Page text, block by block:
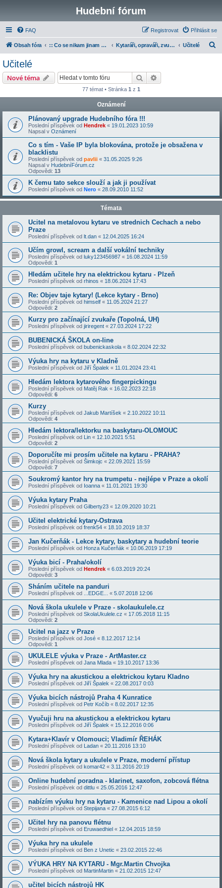
Hudební fórum
FAQ Přihlásit se
Registrovat
Obsah fóra :: Co se nikam jinam nevešlo Kytaráři, opraváři, zvukaři a učitelé Učitelé
Učitelé
Nové téma Hledat
77 témat • Stránka 1 z 1
Oznámení
Plánovaný upgrade Hudebního fóra !!!
Poslední příspěvek od Hendrek « 19.01.2023 10:59
Napsal v Oznámení
Co s tím - Vaše IP byla blokována, protože je obsažena v
blacklistu
Poslední příspěvek od pavlii « 31.05.2025 9:26
Napsal v HudebníFórum.cz
Odpovědi: 13
K čemu tato sekce slouží a jak ji používat
Poslední příspěvek od Nero « 28.09.2010 11:52
Témata
Ucitel na metalovou kytaru ve strednich Cechach a nebo
Praze
Poslední příspěvek od lt.dan « 12.04.2025 16:24
Učím growl, scream a další vokální techniky
Poslední příspěvek od luky123456987 « 16.08.2024 11:59
Odpovědi: 1
Hledám učitele hry na elektrickou kytaru - Plzeň
Poslední příspěvek od rhinos « 18.06.2024 17:43
Re: Objev taje kytary! (Lekce kytary - Brno)
Poslední příspěvek od himself « 11.05.2024 21:27
Odpovědi: 2
Kurzy pro začínající zvukaře (Topolná, UH)
Poslední příspěvek od jiriregent « 27.03.2024 17:22
BUBENICKÁ ŠKOLA on-line
Poslední příspěvek od bubenickaskola « 8.02.2024 22:32
Výuka hry na kytaru v Kladně
Poslední příspěvek od Jiří Špalek « 11.01.2024 23:41
Hledám lektora kytarového fingerpickingu
Poslední příspěvek od Matěj Rak « 16.02.2023 22:18
Odpovědi: 6
Kurzy
Poslední příspěvek od Jakub Martíšek « 2.10.2022 10:11
Odpovědi: 4
Hledám lektora/lektorku na baskytaru-OLOMOUC
Poslední příspěvek od Lin « 12.10.2021 5:51
Odpovědi: 2
Doporučíte mi prosím učitele na kytaru - PRAHA?
Poslední příspěvek od Šimkojc « 22.09.2021 15:59
Odpovědi: 7
Soukromý kantor hry na trumpetu - nejlépe v Praze a okolí
Poslední příspěvek od Ioanna « 11.01.2021 19:30
Výuka kytary Praha
Poslední příspěvek od Gilberty23 « 12.09.2020 10:21
Učitel elektrické kytary-Ostrava
Poslední příspěvek od frenk54 « 18.10.2019 18:37
Jan Kučerňák - Lekce kytary, baskytary a hudební teorie
Poslední příspěvek od Honza Kučerňák « 10.06.2019 17:19
Výuka bicí - Praha/okolí
Poslední příspěvek od Hendrek « 6.03.2019 20:24
Odpovědi: 3
Sháním učitele na panduri
Poslední příspěvek od ...EDGE... « 5.07.2018 12:06
Nová škola ukulele v Praze - skolaukulele.cz
Poslední příspěvek od SkolaUkulele.cz « 17.05.2018 11:15
Odpovědi: 2
Ucitel na jazz v Praze
Poslední příspěvek od José « 8.12.2017 12:14
Odpovědi: 1
UKULELE výuka v Praze - ArtMaster.cz
Poslední příspěvek od Jana Mlada « 19.10.2017 13:36
Výuka hry na akustickou a elektrickou kytaru Kladno
Poslední příspěvek od Jiří Špalek « 22.08.2017 0:03
Výuka bicích nástrojů Praha 4 Kunratice
Poslední příspěvek od Petr Kočíb « 8.02.2017 12:35
Vyučuji hru na akustickou a elektrickou kytaru
Poslední příspěvek od Jiří Špalek « 15.12.2016 0:06
Kytara+Klavír v Olomouci; Vladimír ŘEHÁK
Poslední příspěvek od Ladan « 20.11.2016 13:10
Nová škola kytary a ukulele v Praze, moderní přístup
Poslední příspěvek od komar42 « 3.11.2016 20:19
Online hudební poradna - klarinet, saxofon, zobcová flétna
Poslední příspěvek od dittlu « 25.05.2016 12:47
nabízím výuku hry na kytaru - Kamenice nad Lipou a okolí
Poslední příspěvek od Stepijana « 27.08.2015 6:12
Učitel hry na panovu flétnu
Poslední příspěvek od Eruwaedhiel « 12.04.2015 18:59
Výuka hry na ukulele
Poslední příspěvek od Ben z Unetic « 23.02.2015 22:46
VÝUKA HRY NA KYTARU - Mgr.Martin Chvojka
Poslední příspěvek od MartinMartin « 21.02.2015 12:47
učitel bicích nástrojů HK